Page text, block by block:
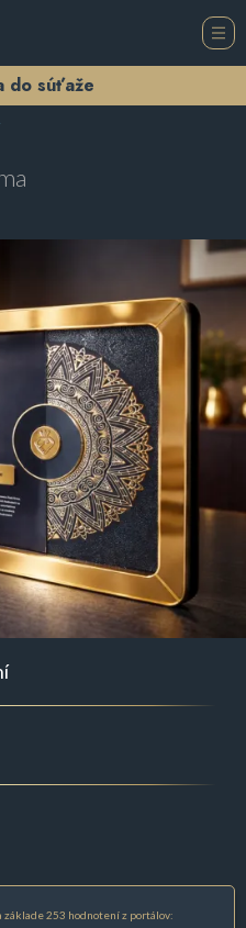
do súťaže
základe 253 hodnotení z portálov: